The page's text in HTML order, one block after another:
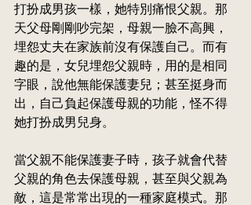
打扮成男孩一樣，她特別痛恨父親。那
天父母剛剛吵完架，母親一臉不高興，
埋怨丈夫在家族前沒有保護自己。而有
趣的是，女兒埋怨父親時，用的是相同
字眼，說他無能保護妻兒；甚至挺身而
出，自己負起保護母親的功能，怪不得
她打扮成男兒身。
當父親不能保護妻子時，孩子就會代替
父親的角色去保護母親，甚至與父親為
敵，這是常常出現的一種家庭模式。那